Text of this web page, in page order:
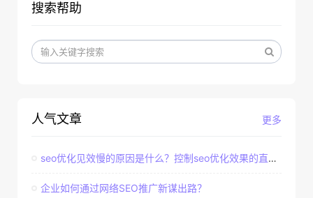
搜索帮助
更多
人气文章
seo优化见效慢的原因是什么？控制seo优化效果的直接因素
企业如何通过网络SEO推广新谋出路？